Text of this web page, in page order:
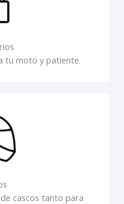
tu moto y patiente.
cascos tanto para